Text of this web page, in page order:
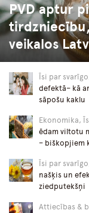
PVD aptur
veikalos
Īsi par
defektā– kā
sāpošu kaklu
Ekonomika,
ēdam viltotu
– biškopjiem
Īsi par
našķis un
ziedputekšņi
Attiecības &